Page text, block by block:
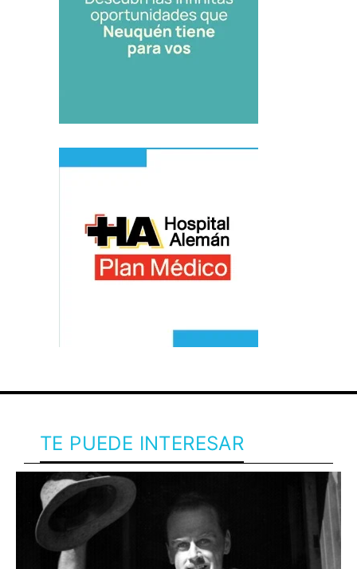
TE PUEDE INTERESAR